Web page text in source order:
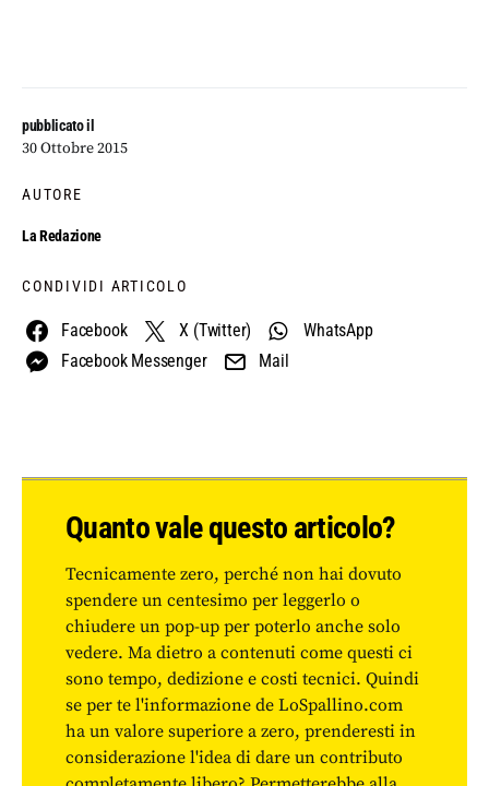
pubblicato il
30 Ottobre 2015
AUTORE
La Redazione
CONDIVIDI ARTICOLO
Facebook X (Twitter)
WhatsApp
Facebook Messenger
Mail
Quanto vale questo articolo?
Tecnicamente zero, perché non hai dovuto
spendere un centesimo per leggerlo o
chiudere un pop-up per poterlo anche solo
vedere. Ma dietro a contenuti come questi ci
sono tempo, dedizione e costi tecnici. Quindi
se per te l'informazione de LoSpallino.com
ha un valore superiore a zero, prenderesti in
considerazione l'idea di dare un contributo